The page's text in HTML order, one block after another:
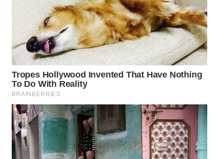
WN
INDRAMAYU
WN
KUNINGAN
WN
MAJALENGKA
WN
SUBANG